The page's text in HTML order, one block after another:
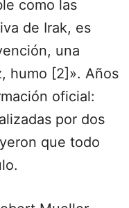
como las
de Irak, es
una
humo [2]». Años
oficial:
por dos
que todo